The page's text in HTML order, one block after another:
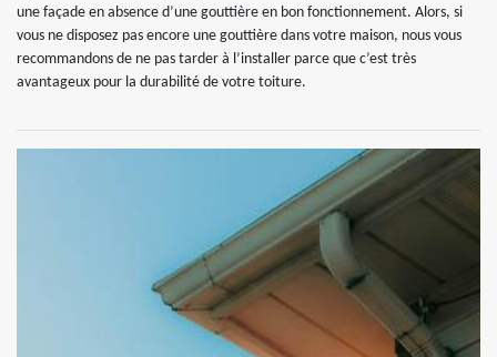
une façade en absence d’une gouttière en bon fonctionnement. Alors, si
vous ne disposez pas encore une gouttière dans votre maison, nous vous
recommandons de ne pas tarder à l’installer parce que c’est très
avantageux pour la durabilité de votre toiture.